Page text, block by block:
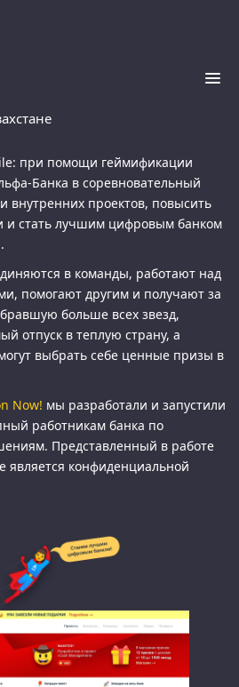
при помощи геймификации
Банка в соревновательный
внутренних проектов, повысить
и стать лучшим цифровым банком
в команды, работают над
помогают другим и получают за
больше всех звезд,
отпуск в теплую страну, а
выбрать себе ценные призы в
Now! мы разработали и запустили
работникам банка по
Представленный в работе
конфиденциальной